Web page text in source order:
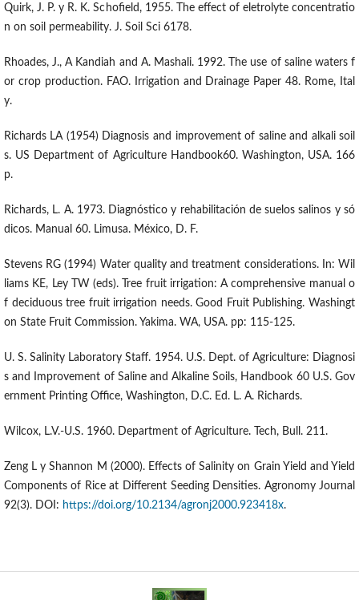
Quirk, J. P. y R. K. Schofield, 1955. The effect of eletrolyte concentratio
n on soil permeability. J. Soil Sci 6178.
Rhoades, J., A Kandiah and A. Mashali. 1992. The use of saline waters f
or crop production. FAO. Irrigation and Drainage Paper 48. Rome, Ital
y.
Richards LA (1954) Diagnosis and improvement of saline and alkali soil
s. US Department of Agriculture Handbook60. Washington, USA. 166
p.
Richards, L. A. 1973. Diagnóstico y rehabilitación de suelos salinos y só
dicos. Manual 60. Limusa. México, D. F.
Stevens RG (1994) Water quality and treatment considerations. In: Wil
liams KE, Ley TW (eds). Tree fruit irrigation: A comprehensive manual o
f deciduous tree fruit irrigation needs. Good Fruit Publishing. Washingt
on State Fruit Commission. Yakima. WA, USA. pp: 115-125.
U. S. Salinity Laboratory Staff. 1954. U.S. Dept. of Agriculture: Diagnosi
s and Improvement of Saline and Alkaline Soils, Handbook 60 U.S. Gov
ernment Printing Office, Washington, D.C. Ed. L. A. Richards.
Wilcox, L.V.-U.S. 1960. Department of Agriculture. Tech, Bull. 211.
Zeng L y Shannon M (2000). Effects of Salinity on Grain Yield and Yield
Components of Rice at Different Seeding Densities. Agronomy Journal
92(3). DOI: https://doi.org/10.2134/agronj2000.923418x.